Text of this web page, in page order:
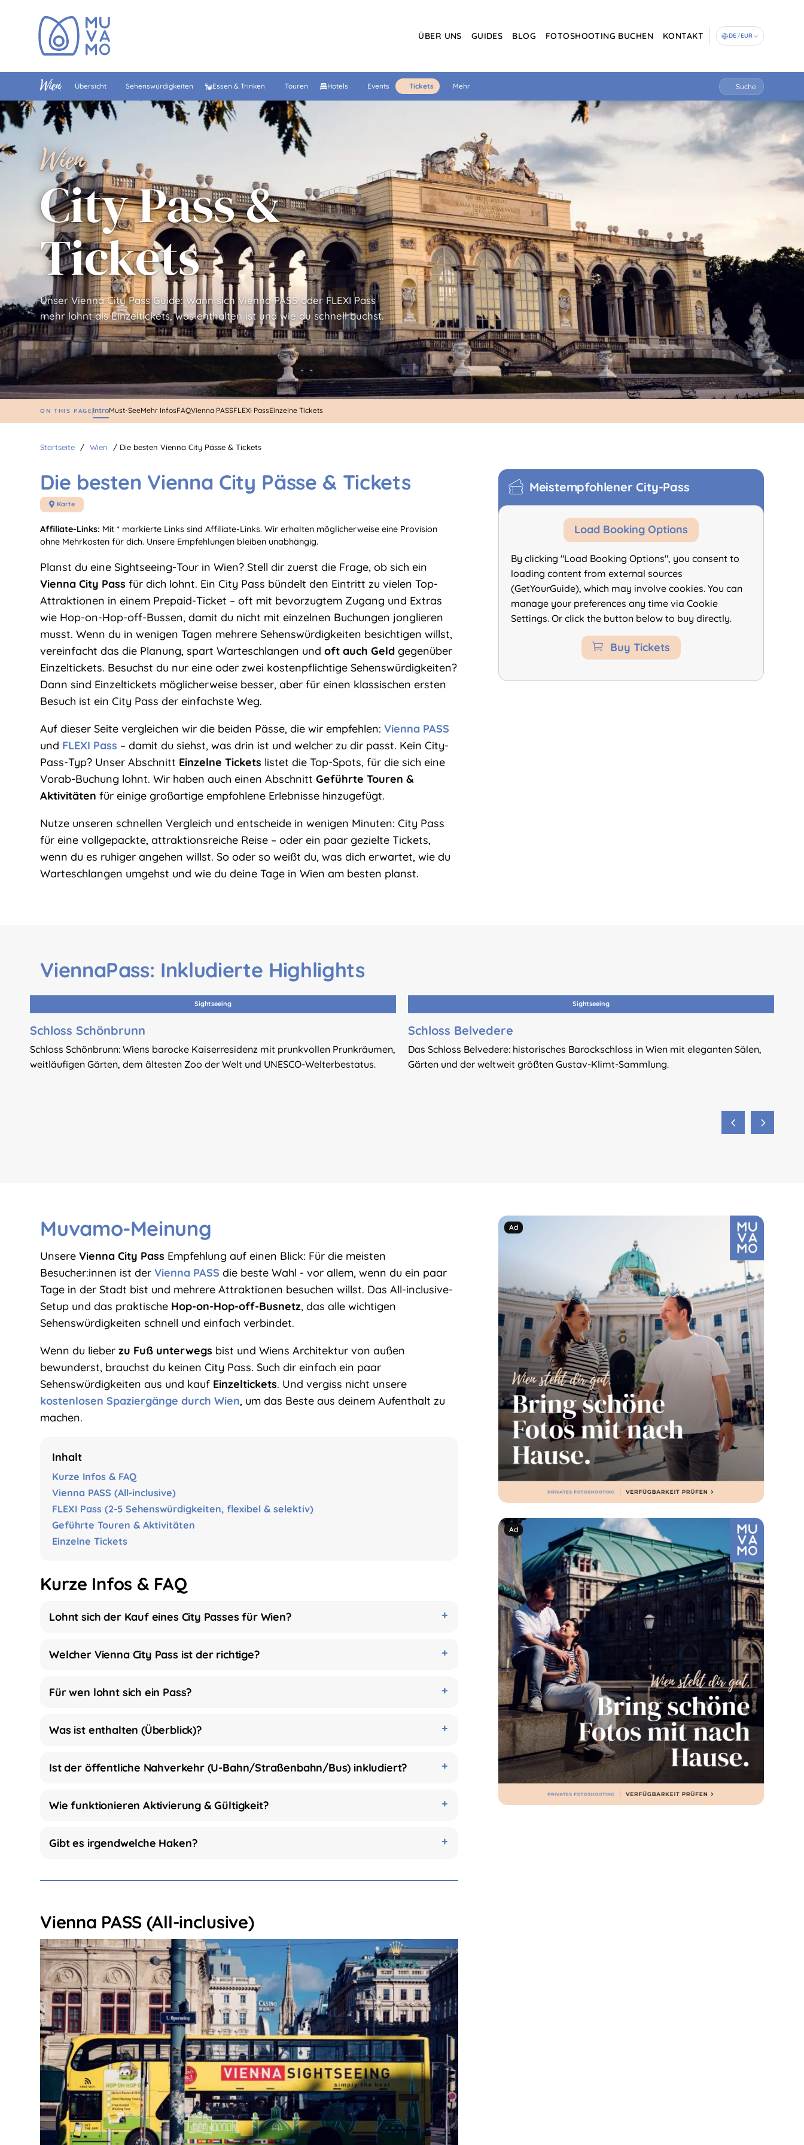
ÜBER UNS GUIDES BLOG FOTOSHOOTING BUCHEN KONTAKT DE/EUR
Wien Übersicht Sehenswürdigkeiten Essen & Trinken Touren Hotels Events Tickets Mehr Suche
Wien
City Pass &
Tickets
Unser Vienna City Pass Guide: Wann sich Vienna PASS oder FLEXI Pass
mehr lohnt als Einzeltickets, was enthalten ist und wie du schnell buchst.
ON THIS PAGE IntroMust-SeeMehr InfosFAQVienna PASSFLEXI PassEinzelne Tickets
Startseite / Wien / Die besten Vienna City Pässe & Tickets
Die besten Vienna City Pässe & Tickets
 Karte
Affiliate-Links: Mit * markierte Links sind Affiliate-Links. Wir erhalten möglicherweise eine Provision
ohne Mehrkosten für dich. Unsere Empfehlungen bleiben unabhängig.
Planst du eine Sightseeing-Tour in Wien? Stell dir zuerst die Frage, ob sich ein
Vienna City Passfür dich lohnt. Ein City Pass bündelt den Eintritt zu vielen Top-
Attraktionen in einem Prepaid-Ticket – oft mit bevorzugtem Zugang und Extras
wie Hop-on-Hop-off-Bussen, damit du nicht mit einzelnen Buchungen jonglieren
musst. Wenn du in wenigen Tagen mehrere Sehenswürdigkeiten besichtigen willst,
vereinfacht das die Planung, spart Warteschlangen undoft auch Geld gegenüber
Einzeltickets. Besuchst du nur eine oder zwei kostenpflichtige Sehenswürdigkeiten?
Dann sind Einzeltickets möglicherweise besser, aber für einen klassischen ersten
Besuch ist ein City Pass der einfachste Weg.
Auf dieser Seite vergleichen wir die beiden Pässe, die wir empfehlen:Vienna PASS
und FLEXI Pass – damit du siehst, was drin ist und welcher zu dir passt. Kein City-
Pass-Typ? Unser Abschnitt Einzelne Tickets listet die Top-Spots, für die sich eine
Vorab-Buchung lohnt. Wir haben auch einen AbschnittGeführte Touren &
Aktivitäten für einige großartige empfohlene Erlebnisse hinzugefügt.
Nutze unseren schnellen Vergleich und entscheide in wenigen Minuten: City Pass
für eine vollgepackte, attraktionsreiche Reise – oder ein paar gezielte Tickets,
wenn du es ruhiger angehen willst. So oder so weißt du, was dich erwartet, wie du
Warteschlangen umgehst und wie du deine Tage in Wien am besten planst.
Meistempfohlener City-Pass
Load Booking Options
By clicking "Load Booking Options", you consent to
loading content from external sources
(GetYourGuide), which may involve cookies. You can
manage your preferences any time via Cookie
Settings. Or click the button below to buy directly.
 Buy Tickets
ViennaPass: Inkludierte Highlights
Sightseeing
Schloss Schönbrunn
Schloss Schönbrunn: Wiens barocke Kaiserresidenz mit prunkvollen Prunkräumen,
weitläufigen Gärten, dem ältesten Zoo der Welt und UNESCO-Welterbestatus.
Sightseeing
Schloss Belvedere
Das Schloss Belvedere: historisches Barockschloss in Wien mit eleganten Sälen,
Gärten und der weltweit größten Gustav-Klimt-Sammlung.
Muvamo-Meinung
UnsereVienna City Pass Empfehlung auf einen Blick: Für die meisten
Besucher:innen ist derVienna PASS die beste Wahl - vor allem, wenn du ein paar
Tage in der Stadt bist und mehrere Attraktionen besuchen willst. Das All-inclusive-
Setup und das praktische Hop-on-Hop-off-Busnetz, das alle wichtigen
Sehenswürdigkeiten schnell und einfach verbindet.
Wenn du lieberzu Fuß unterwegs bist und Wiens Architektur von außen
bewunderst, brauchst du keinen City Pass. Such dir einfach ein paar
Sehenswürdigkeiten aus und kauf Einzeltickets. Und vergiss nicht unsere
kostenlosen Spaziergänge durch Wien, um das Beste aus deinem Aufenthalt zu
machen.
Inhalt
Kurze Infos & FAQ
Vienna PASS (All-inclusive)
FLEXI Pass (2-5 Sehenswürdigkeiten, flexibel & selektiv)
Geführte Touren & Aktivitäten
Einzelne Tickets
Kurze Infos & FAQ
Lohnt sich der Kauf eines City Passes für Wien?
Welcher Vienna City Pass ist der richtige?
Für wen lohnt sich ein Pass?
Was ist enthalten (Überblick)?
Ist der öffentliche Nahverkehr (U-Bahn/Straßenbahn/Bus) inkludiert?
Wie funktionieren Aktivierung & Gültigkeit?
Gibt es irgendwelche Haken?
Vienna PASS (All-inclusive)